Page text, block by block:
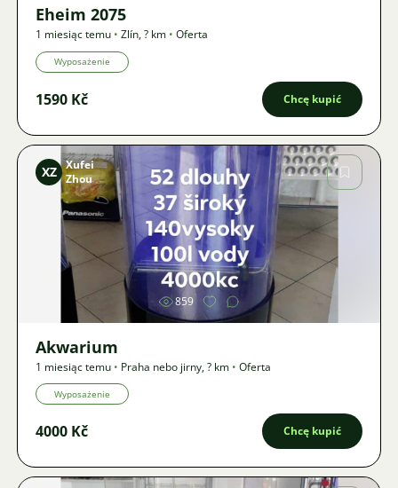
Eheim 2075
1 miesiąc temu • Zlín,? km • Oferta
Wyposażenie
1590 Kč Chcę kupić
Zdjęcie
XZ
Xufei
Zhou
859
Akwarium
1 miesiąc temu • Praha nebo jirny,? km • Oferta
Wyposażenie
4000 Kč Chcę kupić